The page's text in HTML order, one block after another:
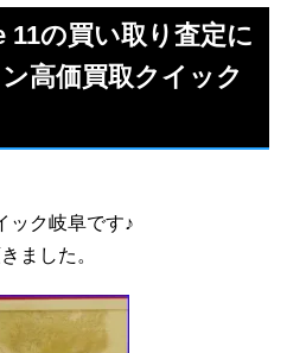
11の買い取り査定に
高価買取クイック
ック岐阜です♪
ました。